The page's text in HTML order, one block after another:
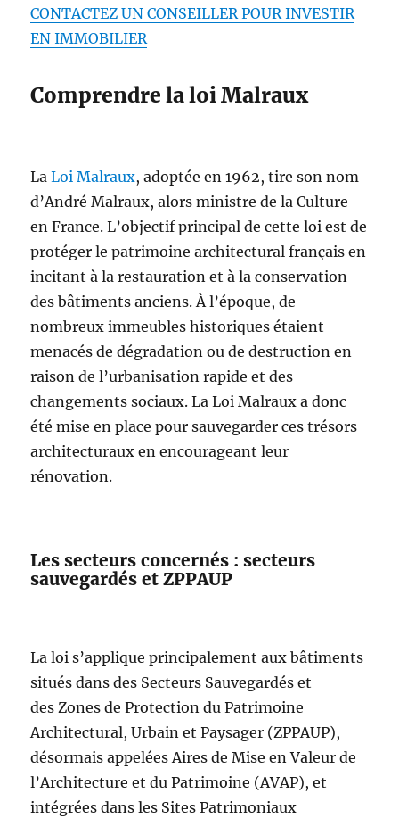
CONTACTEZ UN CONSEILLER POUR INVESTIR
EN IMMOBILIER
Comprendre la loi Malraux
LaLoi Malraux, adoptée en 1962, tire son nom
d’André Malraux, alors ministre de la Culture
en France. L’objectif principal de cette loi est de
protéger le patrimoine architectural français en
incitant à la restauration et à la conservation
des bâtiments anciens. À l’époque, de
nombreux immeubles historiques étaient
menacés de dégradation ou de destruction en
raison de l’urbanisation rapide et des
changements sociaux. La Loi Malraux a donc
été mise en place pour sauvegarder ces trésors
architecturaux en encourageant leur
rénovation.
Les secteurs concernés : secteurs
sauvegardés et ZPPAUP
La loi s’applique principalement aux bâtiments
situés dans des Secteurs Sauvegardés et
des Zones de Protection du Patrimoine
Architectural, Urbain et Paysager (ZPPAUP),
désormais appelées Aires de Mise en Valeur de
l’Architecture et du Patrimoine (AVAP), et
intégrées dans les Sites Patrimoniaux